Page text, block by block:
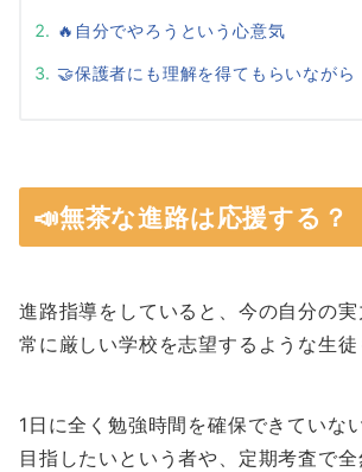
🔥自分でやろうという心意気
🤝保護者にも理解を得てもらいながら
📣無茶な進路は応援する？
進路指導をしていると、今の自分の
常に厳しい学校を志望するような生徒
1日に全く勉強時間を確保できていな
目指したいという者や、定期考査で